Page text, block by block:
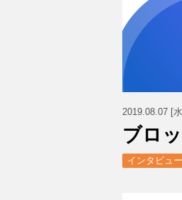
2019.08.07 [
ブロ
インタビュー